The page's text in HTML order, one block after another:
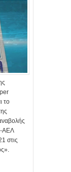
το
ΑΕΛ
στις